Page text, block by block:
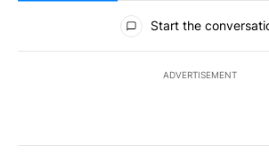
All Comments
Start the
ADVERTISEMENT